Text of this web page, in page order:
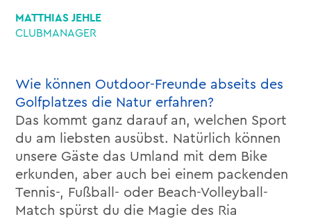
MATTHIAS JEHLE
CLUBMANAGER
Wie können Outdoor-Freunde abseits des
Golfplatzes die Natur erfahren?
Das kommt ganz darauf an, welchen Sport
du am liebsten ausübst. Natürlich können
unsere Gäste das Umland mit dem Bike
erkunden, aber auch bei einem packenden
Tennis-, Fußball- oder Beach-Volleyball-
Match spürst du die Magie des Ria